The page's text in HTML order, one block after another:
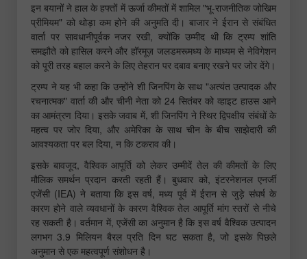
इन बयानों ने हाल के हफ्तों में ऊर्जा कीमतों में शामिल "भू-राजनीतिक जोखिम
प्रीमियम" को थोड़ा कम होने की अनुमति दी। बाजार ने ईरान से संबंधित
वार्ता पर सावधानीपूर्वक नजर रखी, क्योंकि उम्मीद थी कि ट्रम्प शांति
समझौते को हासिल करने और हॉरमूज़ जलडमरूमध्य के माध्यम से नेविगेशन
को पूरी तरह बहाल करने के लिए तेहरान पर दबाव बनाए रखने पर जोर देंगे।
ट्रम्प ने यह भी कहा कि उन्होंने शी जिनपिंग के साथ "अत्यंत उत्पादक और
रचनात्मक" वार्ता की और चीनी नेता को 24 सितंबर को व्हाइट हाउस आने
का आमंत्रण दिया। इसके जवाब में, शी जिनपिंग ने स्थिर द्विपक्षीय संबंधों के
महत्व पर जोर दिया, और अमेरिका के साथ चीन के बीच साझेदारी की
आवश्यकता पर बल दिया, न कि टकराव की।
इसके बावजूद, वैश्विक आपूर्ति को लेकर उम्मीदें तेल की कीमतों के लिए
मौलिक समर्थन प्रदान करती रहती हैं। बुधवार को, इंटरनेशनल एनर्जी
एजेंसी (IEA) ने बताया कि इस वर्ष, मध्य पूर्व में ईरान से जुड़े संघर्ष के
कारण होने वाले व्यवधानों के कारण वैश्विक तेल आपूर्ति मांग स्तरों से नीचे
रह सकती है। वर्तमान में, एजेंसी का अनुमान है कि इस वर्ष वैश्विक उत्पादन
लगभग 3.9 मिलियन बैरल प्रति दिन घट सकता है, जो इसके पिछले
अनुमान से एक महत्वपूर्ण संशोधन है।